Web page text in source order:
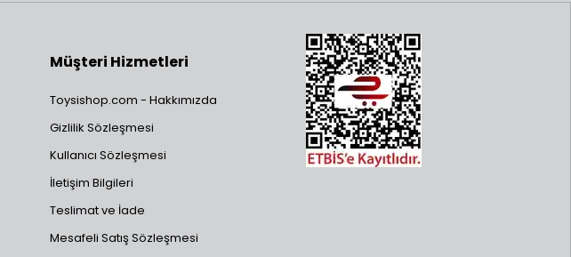
GRK32
GRK19
GRK34
GRK35
Müşteri Hizmetleri
Toysishop.com - Hakkımızda
Gizlilik Sözleşmesi
Kullanıcı Sözleşmesi
İletişim Bilgileri
Teslimat ve İade
Mesafeli Satış Sözleşmesi